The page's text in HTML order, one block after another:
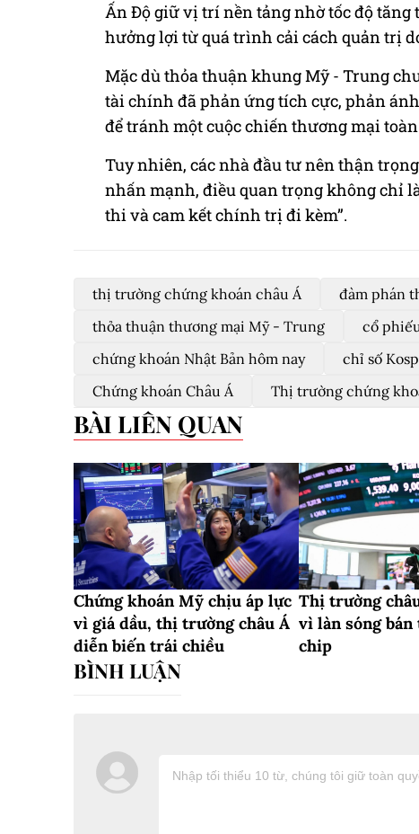
Ấn Độ giữ vị trí nền tảng nhờ tốc độ
hưởng lợi từ quá trình cải cách quản trị
Mặc dù thỏa thuận khung Mỹ - Trung
tài chính đã phản ứng tích cực, phản
để tránh một cuộc chiến thương mại
Tuy nhiên, các nhà đầu tư nên thận
nhấn mạnh, điều quan trọng không chỉ
thi và cam kết chính trị đi kèm”.
thị trường chứng khoán châu Á
đàm phán
thỏa thuận thương mại Mỹ - Trung
cổ
chứng khoán Nhật Bản hôm nay
chỉ số
Chứng khoán Châu Á
Thị trường chứng
BÀI LIÊN QUAN
Chứng khoán Mỹ chịu áp lực
vì giá dầu, thị trường châu Á
diễn biến trái chiều
Thị trường
vì làn sóng
chip